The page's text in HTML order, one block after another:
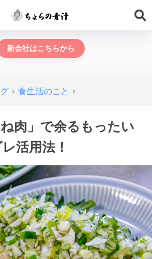
新会社はこちらから
食生活のこと
ね肉」で余るもったい
活用法！